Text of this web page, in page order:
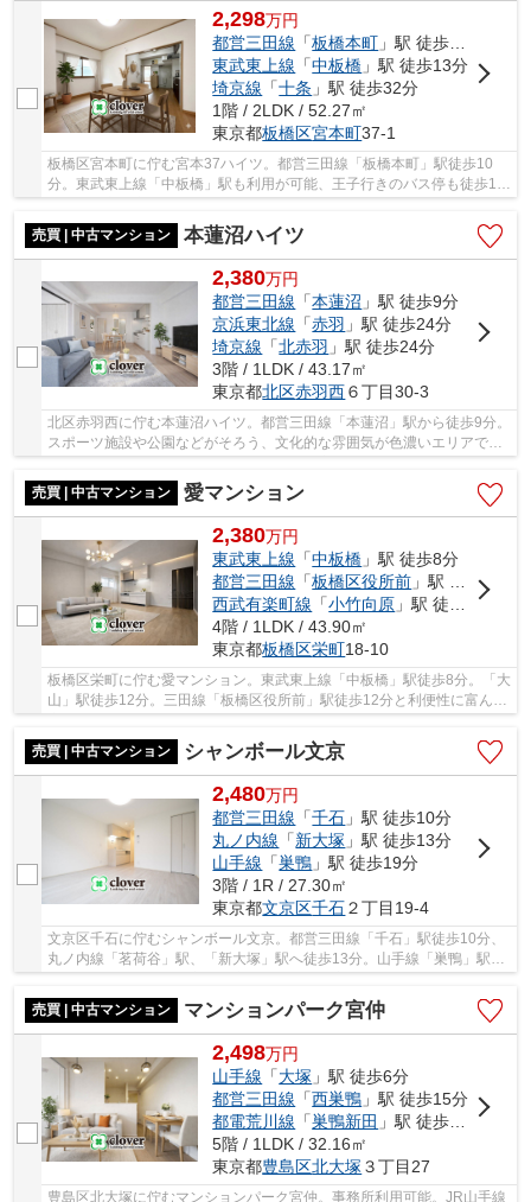
2,298万円
都営三田線 「板橋本町 」駅 徒歩10分
東武東上線 「中板橋 」駅 徒歩13分
埼京線 「十条 」駅 徒歩32分
1階 / 2LDK / 52.27㎡
東京都板橋区宮本町37-1
板橋区宮本町に佇む宮本37ハイツ。都営三田線「板橋本町」駅徒歩10
分。東武東上線「中板橋」駅も利用が可能、王子行きのバス停も徒歩1分
で便利の良い立地。マンションの脇には公園が有...
売買 | 中古マンション
本蓮沼ハイツ
2,380万円
都営三田線 「本蓮沼 」駅 徒歩9分
京浜東北線 「赤羽 」駅 徒歩24分
埼京線 「北赤羽 」駅 徒歩24分
3階 / 1LDK / 43.17㎡
東京都北区赤羽西６丁目30-3
北区赤羽西に佇む本蓮沼ハイツ。都営三田線「本蓮沼」駅から徒歩9分。
スポーツ施設や公園などがそろう、文化的な雰囲気が色濃いエリアで
す。幹線道路からも距離があり、閑静な住宅地が...
売買 | 中古マンション
愛マンション
2,380万円
東武東上線 「中板橋 」駅 徒歩8分
都営三田線 「板橋区役所前 」駅 徒歩12分
西武有楽町線 「小竹向原 」駅 徒歩39分
4階 / 1LDK / 43.90㎡
東京都板橋区栄町18-10
板橋区栄町に佇む愛マンション。東武東上線「中板橋」駅徒歩8分。「大
山」駅徒歩12分。三田線「板橋区役所前」駅徒歩12分と利便性に富んだ
売買 | 中古マンション
シャンボール文京
2,480万円
都営三田線 「千石 」駅 徒歩10分
丸ノ内線 「新大塚 」駅 徒歩13分
山手線 「巣鴨 」駅 徒歩19分
3階 / 1R / 27.30㎡
東京都文京区千石２丁目19-4
文京区千石に佇むシャンボール文京。都営三田線「千石」駅徒歩10分、
丸ノ内線「茗荷谷」駅、「新大塚」駅へ徒歩13分。山手線「巣鴨」駅へ
売買 | 中古マンション
マンションパーク宮仲
2,498万円
山手線 「大塚 」駅 徒歩6分
都営三田線 「西巣鴨 」駅 徒歩15分
都電荒川線 「巣鴨新田 」駅 徒歩4分
5階 / 1LDK / 32.16㎡
東京都豊島区北大塚 ３丁目27
豊島区北大塚に佇むマンションパーク宮仲。事務所利用可能。JR山手線